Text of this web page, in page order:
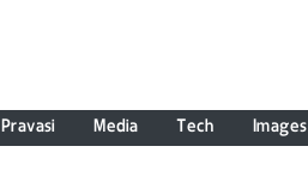
Pravasi Media Tech Images